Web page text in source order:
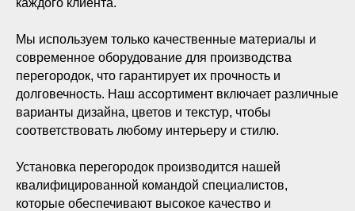
Мы используем только качественные материалы и
современное оборудование для производства
перегородок, что гарантирует их прочность и
долговечность. Наш ассортимент включает различные
варианты дизайна, цветов и текстур, чтобы
соответствовать любому интерьеру и стилю.
Установка перегородок производится нашей
квалифицированной командой специалистов,
которые обеспечивают высокое качество и